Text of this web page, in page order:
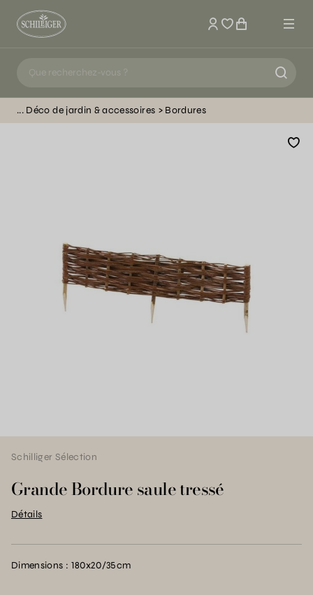
Mon compte
Déco de jardin & accessoires Bordures
Schilliger Sélection
Grande Bordure saule tressé
Détails
Dimensions : 180x20/35cm